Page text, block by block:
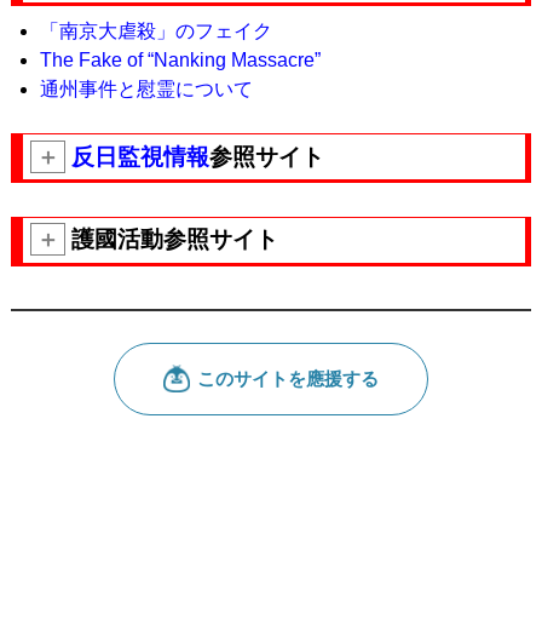
「南京大虐殺」のフェイク
The Fake of “Nanking Massacre”
通州事件と慰霊について
＋ 反日監視情報参照サイト
＋ 護國活動参照サイト